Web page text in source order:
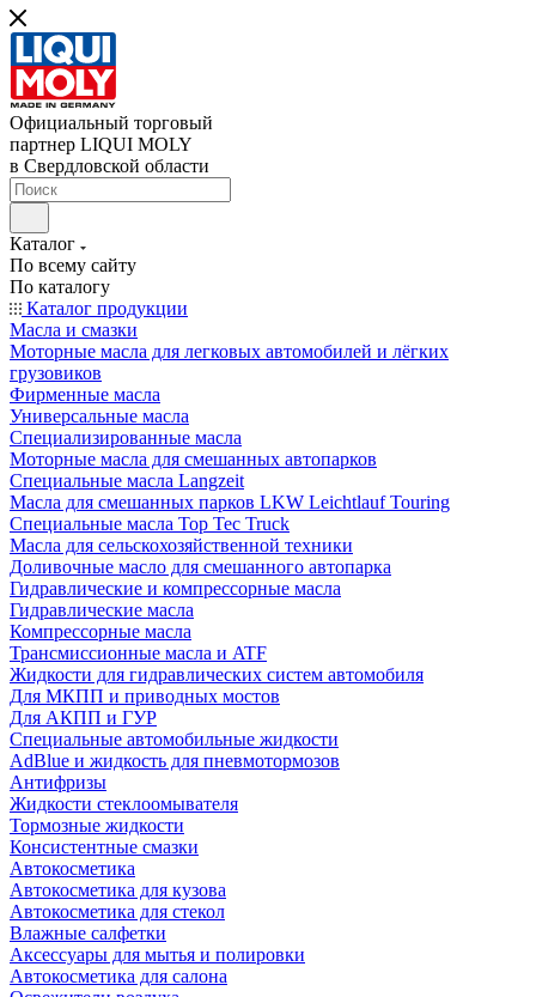
Официальный торговый
партнер LIQUI MOLY
в Свердловской области
Каталог
По всему сайту
По каталогу
Каталог продукции
Масла и смазки
Моторные масла для легковых автомобилей и лёгких
грузовиков
Фирменные масла
Универсальные масла
Специализированные масла
Моторные масла для смешанных автопарков
Специальные масла Langzeit
Масла для смешанных парков LKW Leichtlauf Touring
Специальные масла Top Tec Truck
Масла для сельскохозяйственной техники
Доливочные масло для смешанного автопарка
Гидравлические и компрессорные масла
Гидравлические масла
Компрессорные масла
Трансмиссионные масла и ATF
Жидкости для гидравлических систем автомобиля
Для МКПП и приводных мостов
Для АКПП и ГУР
Специальные автомобильные жидкости
AdBlue и жидкость для пневмотормозов
Антифризы
Жидкости стеклоомывателя
Тормозные жидкости
Консистентные смазки
Автокосметика
Автокосметика для кузова
Автокосметика для стекол
Влажные салфетки
Аксессуары для мытья и полировки
Автокосметика для салона